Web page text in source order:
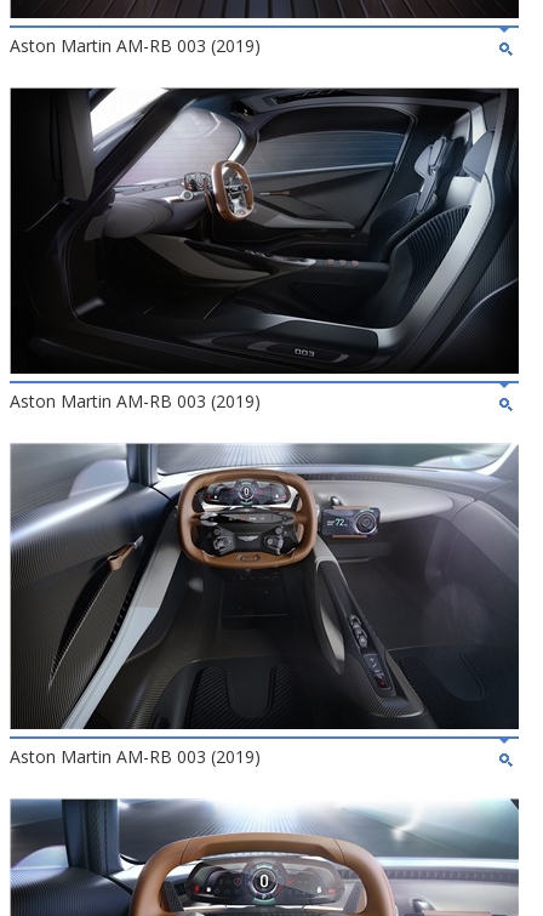
Aston Martin AM-RB 003 (2019)
Aston Martin AM-RB 003 (2019)
Aston Martin AM-RB 003 (2019)